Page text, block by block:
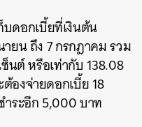
บดอกเบี้ยที่เงินต้น
ยน ถึง 7 กรกฎาคม รวม
นต์ หรือเท่ากับ 138.08
องจ่ายดอกเบี้ย 18
ำระอีก 5,000 บาท